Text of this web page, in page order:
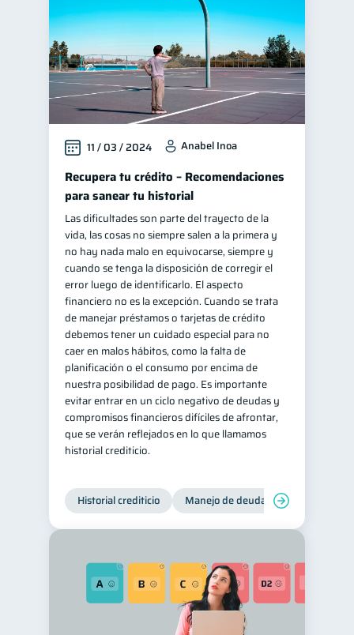
11 / 03 / 2024 Anabel Inoa
Recupera tu crédito – Recomendaciones
para sanear tu historial
Las dificultades son parte del trayecto de la
vida, las cosas no siempre salen a la primera y
no hay nada malo en equivocarse, siempre y
cuando se tenga la disposición de corregir el
error luego de identificarlo. El aspecto
financiero no es la excepción. Cuando se trata
de manejar préstamos o tarjetas de crédito
debemos tener un cuidado especial para no
caer en malos hábitos, como la falta de
planificación o el consumo por encima de
nuestra posibilidad de pago. Es importante
evitar entrar en un ciclo negativo de deudas y
compromisos financieros difíciles de afrontar,
que se verán reflejados en lo que llamamos
historial crediticio.
Historial crediticio Manejo de deudas